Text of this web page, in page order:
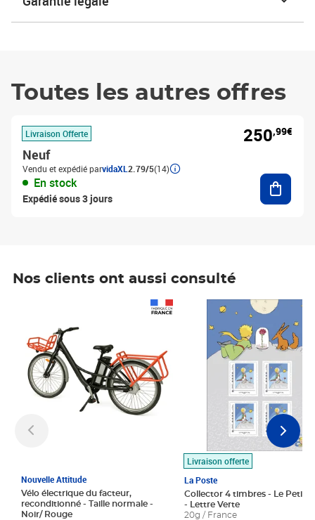
Toutes les autres offres
Livraison Offerte
Neuf
Vendu et expédié parvidaXL 2.79/5(14)
En stock
Expédié sous 3 jours
250,99€
Nos clients ont aussi consulté
Nouvelle Attitude
Vélo électrique du facteur,
reconditionné - Taille normale -
Noir/ Rouge
Livraison offerte
La Poste
Collector 4 timbres - Le Petit
- Lettre Verte
20g / France
Prix 7,50€